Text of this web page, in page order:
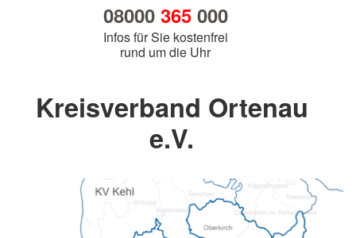
08000 365000
Infos für Sie kostenfrei
rund um die Uhr
Kreisverband Ortenau
e.V.